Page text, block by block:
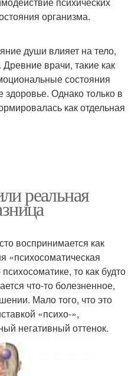
организма.
души влияет на тело,
врачи, такие как
состояния
здоровье. Однако только в
как отдельная
реальная
воспринимается как
«психосоматическая
то как будто
что-то болезненное,
Мало того, что это
«психо-»,
негативный оттенок.